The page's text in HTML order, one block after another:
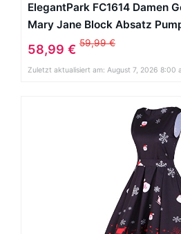
ElegantPark FC1614 Damen
Mary Jane Block Absatz
Brautschuhe Weiß EU 42
58,99 € 59,99 €
Zuletzt aktualisiert am: August 7, 2026 8:00